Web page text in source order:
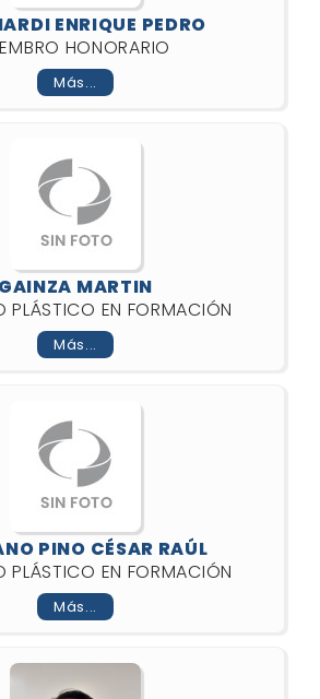
ENRIQUE PEDRO
HONORARIO
Más...
GAINZA MARTIN
PLÁSTICO EN FORMACIÓN
Más...
PINO CÉSAR RAÚL
PLÁSTICO EN FORMACIÓN
Más...